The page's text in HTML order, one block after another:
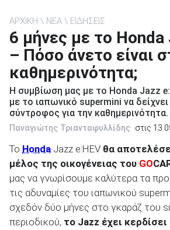
ΑΝΑΖΗΤΗΣΗ
Μεταχειρισμένα
ΑΝΑΖΗΤΗΣΗ
Επιχειρήσεις
ΑΡΧΙΚΗ ΝΕΑ ΕΙΔΗΣΕΙΣ
6 μήνες με το Honda
– Πόσο άνετο είναι
καθημερινότητα;
Η συμβίωση μας με το Honda Jazz
με το ιαπωνικό supermini να δείχνει
σύντροφος για την καθημερινότητα.
Παναγιώτης Τριανταφυλλίδης στις
Το Honda Jazz e:HEV θα
μέλος της οικογένειας του GO
μας να γνωρίσουμε καλύτερα τα
τις αδυναμίες του ιαπωνικού
σχεδόν δύο μήνες στο γκαράζ του
περιοδικού, το Jazz έχει